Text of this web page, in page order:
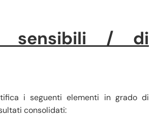
sensibili / di
i seguenti elementi in grado di
consolidati: